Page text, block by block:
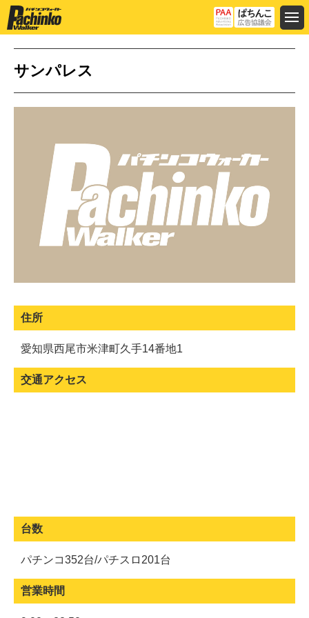
サンパレス
住所
愛知県西尾市米津町久手14番地1
交通アクセス
台数
パチンコ352台/パチスロ201台
営業時間